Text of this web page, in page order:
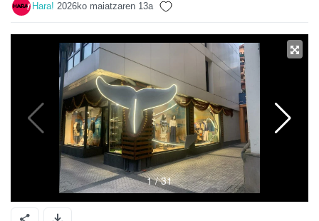
Hara! 2026ko maiatzaren 13a